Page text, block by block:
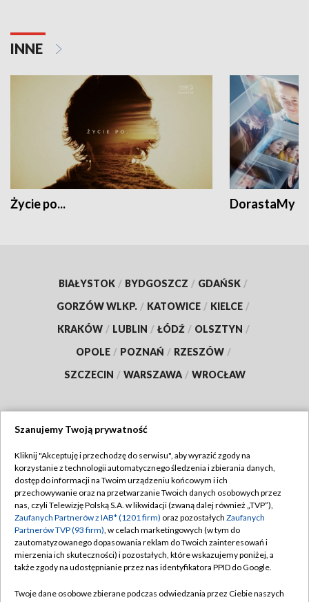
INNE
Życie po... DorastaMy
BIAŁYSTOK / BYDGOSZCZ / GDAŃSK /
GORZÓW WLKP. / KATOWICE / KIELCE /
KRAKÓW / LUBLIN / ŁÓDŹ / OLSZTYN /
OPOLE / POZNAŃ / RZESZÓW /
SZCZECIN / WARSZAWA / WROCŁAW
TVP
Abonament TVP
Emisja w TVP
Centrum informacji TVP
Naziemna Telewizja Cyfrowa
Regulamin TVP
Polityka prywatności
Moje zgody
Pomoc
Szanujemy Twoją prywatność
Kliknij "Akceptuję i przechodzę do serwisu", aby wyrazić zgody na
korzystanie z technologii automatycznego śledzenia i zbierania danych,
dostęp do informacji na Twoim urządzeniu końcowym i ich
przechowywanie oraz na przetwarzanie Twoich danych osobowych przez
nas, czyli Telewizję Polską S.A. w likwidacji (zwaną dalej również „TVP”),
Zaufanych Partnerów z IAB* (1201 firm) oraz pozostałych Zaufanych
Partnerów TVP (93 firm), w celach marketingowych (w tym do
zautomatyzowanego dopasowania reklam do Twoich zainteresowań i
mierzenia ich skuteczności) i pozostałych, które wskazujemy poniżej, a
także zgody na udostępnianie przez nas identyfikatora PPID do Google.
Twoje dane osobowe zbierane podczas odwiedzania przez Ciebie naszych